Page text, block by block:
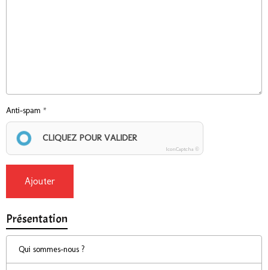
Anti-spam
CLIQUEZ POUR VALIDER
IconCaptcha ©
Ajouter
Présentation
Qui sommes-nous ?